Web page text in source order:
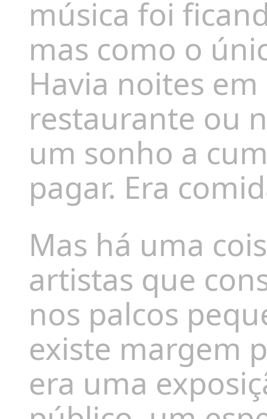
música foi
mas como o
Havia noites
restaurante ou
um sonho a
pagar. Era
Mas há uma
artistas que
nos palcos
existe margem
era uma